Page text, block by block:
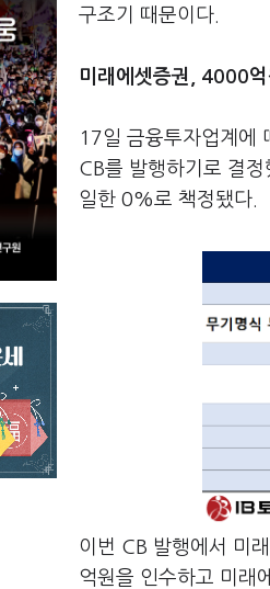
구조기 때문이다.
미래에셋증권, 4000
17일 금융투자업계에
CB를 발행하기로 결
일한 0%로 책정됐다.
이번 CB 발행에서 미
억원을 인수하고 미래